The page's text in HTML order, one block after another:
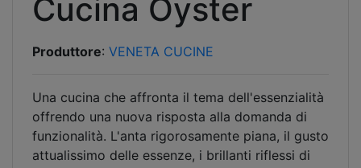
Cucina Oyster
Produttore: VENETA CUCINE
Una cucina che affronta il tema dell'essenzialità
offrendo una nuova risposta alla domanda di
funzionalità. L'anta rigorosamente piana, il gusto
attualissimo delle essenze, i brillanti riflessi di